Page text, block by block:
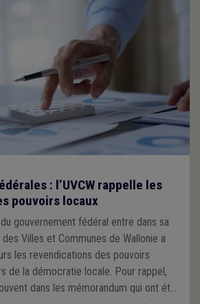
: l’UVCW rappelle les
pouvoirs locaux
gouvernement fédéral entre dans sa
des Villes et Communes de Wallonie a
les revendications des pouvoirs
de la démocratie locale. Pour rappel,
dans les mémorandum qui ont été